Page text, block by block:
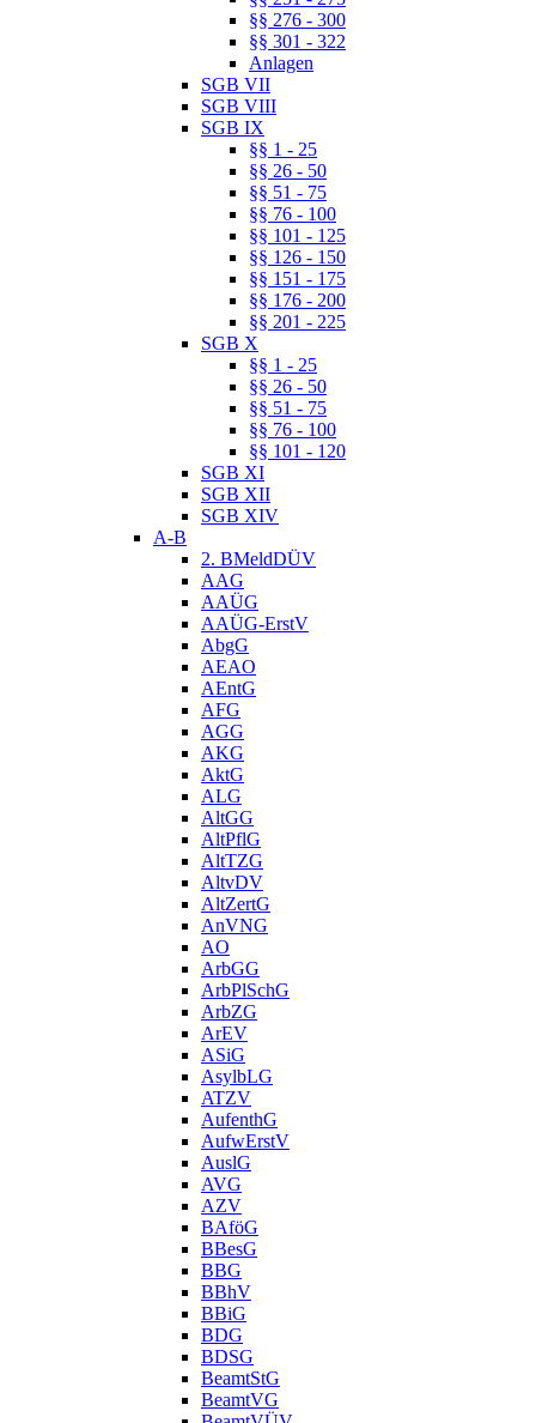
§§ 276 - 300
§§ 301 - 322
Anlagen
SGB VII
SGB VIII
SGB IX
§§ 1 - 25
§§ 26 - 50
§§ 51 - 75
§§ 76 - 100
§§ 101 - 125
§§ 126 - 150
§§ 151 - 175
§§ 176 - 200
§§ 201 - 225
SGB X
§§ 1 - 25
§§ 26 - 50
§§ 51 - 75
§§ 76 - 100
§§ 101 - 120
SGB XI
SGB XII
SGB XIV
A-B
2. BMeldDÜV
AAG
AAÜG
AAÜG-ErstV
AbgG
AEAO
AEntG
AFG
AGG
AKG
AktG
ALG
AltGG
AltPflG
AltTZG
AltvDV
AltZertG
AnVNG
AO
ArbGG
ArbPlSchG
ArbZG
ArEV
ASiG
AsylbLG
ATZV
AufenthG
AufwErstV
AuslG
AVG
AZV
BAföG
BBesG
BBG
BBhV
BBiG
BDG
BDSG
BeamtStG
BeamtVG